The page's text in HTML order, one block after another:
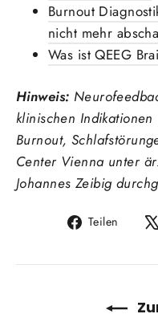
Burnout
nicht mehr
Was ist QEEG
Hinweis:
klinischen
Burnout,
Center Vienna unter
Johannes Zeibig
Teilen
Auf